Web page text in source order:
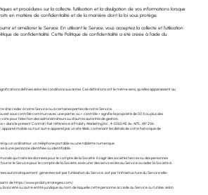
et procédures sur la collecte, l'utilisation et la divulgation de vos informations lorsque
en matière de confidentialité et de la manière dont la loi vous protège.
et améliorer le Service. En utilisant le Service, vous acceptez la collecte et l'utilisation
de confidentialité. Cette Politique de confidentialité a été créée à l'aide du
définies selon les conditions suivantes. Ces définitions ont le même sens, qu'elles apparaissent au
d'accéder à notre Service ou à certaines parties de notre Service.
est sous contrôle commun avec une partie, où « contrôle » signifie la propriété de 50 % ou plus des
pour l'élection des administrateurs ou d'autres autorités de gestion.
» dans le présent Contrat) fait référence à Probity Marketing Inc., 4-5560 4E Av, MTL, H1Y 2V6.
appareil mobile ou tout autre appareil par un site Web, contenant les détails de votre historique de
qu'un ordinateur, un téléphone portable ou une tablette numérique.
à une personne identifiée ou identifiable.
qui traite les données pour le compte de la Société. Il s'agit des sociétés tierces ou des personnes
le Service pour le compte de la Société, exécuter des services liés au Service ou aider la Société à
automatiquement, générées soit par l'utilisation du Service, soit par l'infrastructure du Service elle-
partir dehttps://www.probitystrategies.com/
la société ou autre entité juridique au nom de laquelle cette personne accède au Service ou l'utilise, selon